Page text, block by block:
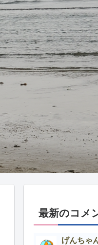
最新のコメ
げんちゃ